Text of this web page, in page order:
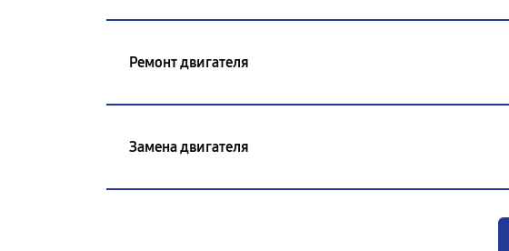
Ремонт двигателя
Замена двигателя